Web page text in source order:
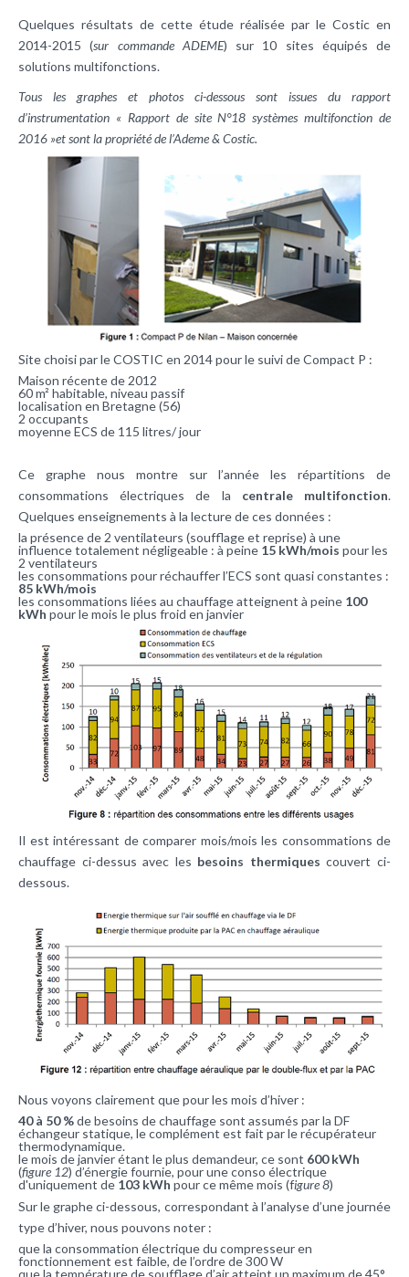
Quelques résultats de cette étude réalisée par le Costic en
2014-2015 (sur commande ADEME) sur 10 sites équipés de
solutions multifonctions.
Tous les graphes et photos ci-dessous sont issues du rapport
d’instrumentation « Rapport de site N°18 systèmes multifonction de
2016 »et sont la propriété de l’Ademe & Costic.
Site choisi par le COSTIC en 2014 pour le suivi de Compact P :
Maison récente de 2012
60 m² habitable, niveau passif
localisation en Bretagne (56)
2 occupants
moyenne ECS de 115 litres/ jour
Ce graphe nous montre sur l’année les répartitions de
consommations électriques de la centrale multifonction.
Quelques enseignements à la lecture de ces données :
la présence de 2 ventilateurs (soufflage et reprise) à une
influence totalement négligeable : à peine 15 kWh/mois pour les
2 ventilateurs
les consommations pour réchauffer l’ECS sont quasi constantes :
85 kWh/mois
les consommations liées au chauffage atteignent à peine 100
kWh pour le mois le plus froid en janvier
Il est intéressant de comparer mois/mois les consommations de
chauffage ci-dessus avec les besoins thermiques couvert ci-
dessous.
Nous voyons clairement que pour les mois d’hiver :
40 à 50 %de besoins de chauffage sont assumés par la DF
échangeur statique, le complément est fait par le récupérateur
thermodynamique.
le mois de janvier étant le plus demandeur, ce sont 600 kWh
(figure 12) d’énergie fournie, pour une conso électrique
d'uniquement de 103 kWh pour ce même mois (figure 8)
Sur le graphe ci-dessous, correspondant à l’analyse d’une journée
type d’hiver, nous pouvons noter :
que la consommation électrique du compresseur en
fonctionnement est faible, de l’ordre de 300 W